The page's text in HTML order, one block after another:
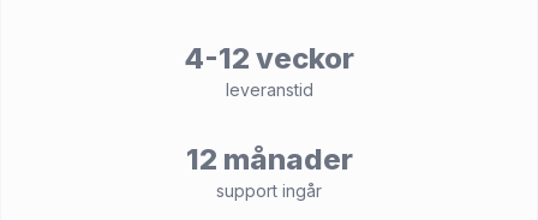
4-12 veckor
leveranstid
12 månader
support ingår